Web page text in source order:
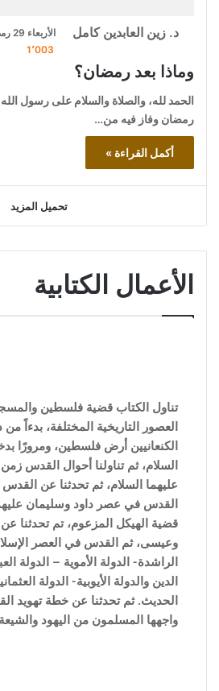
د. زين العابدين كامل
الأربعاء 29 رمضان 1447هـ 18-3-2026م
1٬003
وماذا بعد رمضان؟
الحمد لله، والصلاة والسلام على رسول
رمضان وفاز فيه من…
أكمل القراءة »
تحميل المزيد
الأعمال الكتابية
تناول الكتاب قضية فلسطين
العصور التاريخية المختلفة، بدءاً
الكنعانيين أرض فلسطين، ومرورًا
السلام، ثم تناولنا أحوال القدس
عليهما السلام، ثم تحدثنا عن
القدس في عصر داود وسليمان عليهما
قضية الهيكل المزعوم، تم تحدثنا
وعيسى، ثم القدس في العصر
الراشدة- الدولة الأموية – الدولة
الدين والدولة الأيوبية- الدولة
الحديث. ثم تحدثنا عن خطة تهويد
واجهها المسلمون من اليهود